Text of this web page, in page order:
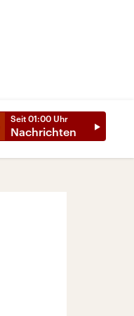
Seit 01:00 Uhr
Nachrichten